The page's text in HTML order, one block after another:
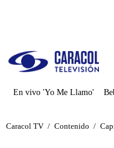
En vivo 'Yo Me Llamo'
Caracol TV / Contenido /